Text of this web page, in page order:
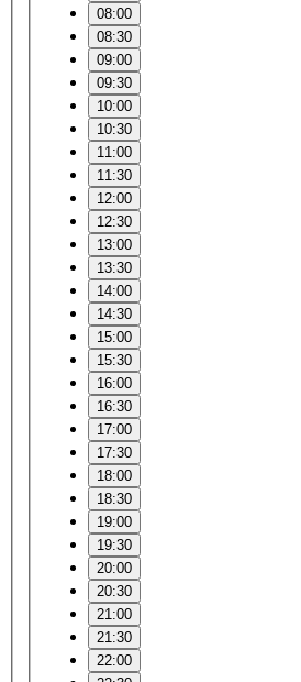
08:00
08:30
09:00
09:30
10:00
10:30
11:00
11:30
12:00
12:30
13:00
13:30
14:00
14:30
15:00
15:30
16:00
16:30
17:00
17:30
18:00
18:30
19:00
19:30
20:00
20:30
21:00
21:30
22:00